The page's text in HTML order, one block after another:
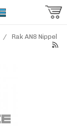
/ Rak AN8 Nippel